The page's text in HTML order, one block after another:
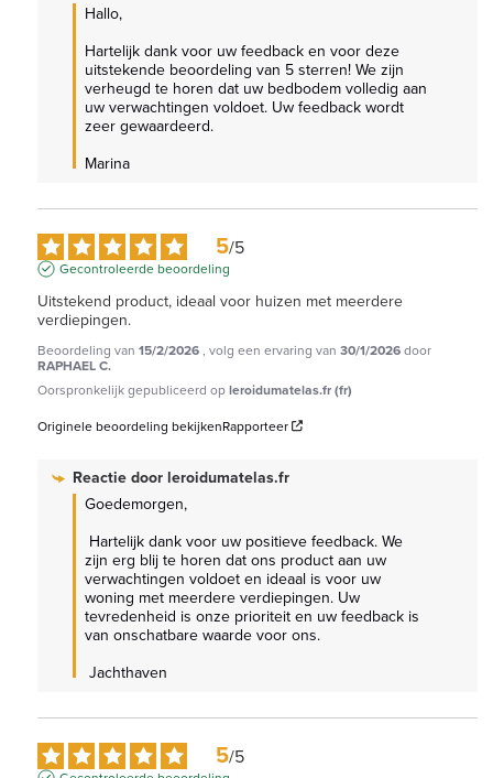
Hallo,
Hartelijk dank voor uw feedback en voor deze
uitstekende beoordeling van 5 sterren! We zijn
verheugd te horen dat uw bedbodem volledig aan
uw verwachtingen voldoet. Uw feedback wordt
zeer gewaardeerd.
Marina
5/5
Gecontroleerde beoordeling
Uitstekend product, ideaal voor huizen met meerdere
verdiepingen.
Beoordeling van 15/2/2026, volg een ervaring van 30/1/2026door
RAPHAEL C.
Oorspronkelijk gepubliceerd opleroidumatelas.fr (fr)
Originele beoordeling bekijkenRapporteer
Reactie doorleroidumatelas.fr
Goedemorgen,
zijn erg blij te horen dat ons product aan uw
verwachtingen voldoet en ideaal is voor uw
woning met meerdere verdiepingen. Uw
tevredenheid is onze prioriteit en uw feedback is
van onschatbare waarde voor ons.
Jachthaven
5/5